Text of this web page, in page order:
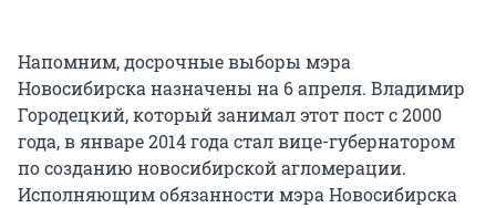
Напомним, досрочные выборы мэра
Новосибирска назначены на 6 апреля. Владимир
Городецкий, который занимал этот пост с 2000
года, в январе 2014 года стал вице-губернатором
по созданию новосибирской агломерации.
Исполняющим обязанности мэра Новосибирска